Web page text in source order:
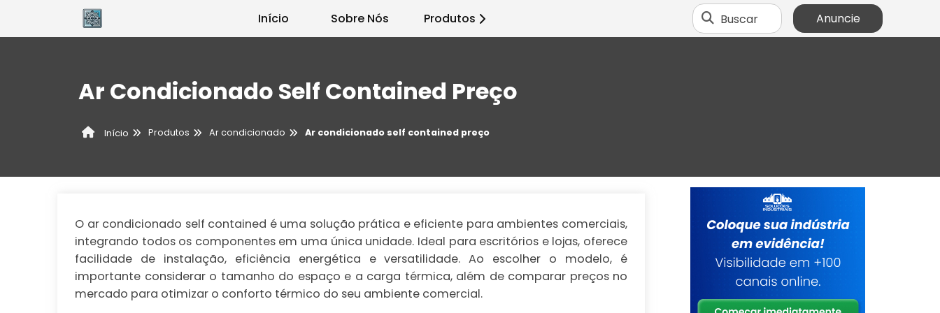
Início Sobre Nós Produtos Buscar Anuncie
Ar Condicionado Self Contained Preço
Início Produtos Ar condicionado Ar condicionado self contained preço
O ar condicionado self contained é uma solução prática e eficiente para ambientes comerciais,
integrando todos os componentes em uma única unidade. Ideal para escritórios e lojas, oferece
facilidade de instalação, eficiência energética e versatilidade. Ao escolher o modelo, é
importante considerar o tamanho do espaço e a carga térmica, além de comparar preços no
mercado para otimizar o conforto térmico do seu ambiente comercial.